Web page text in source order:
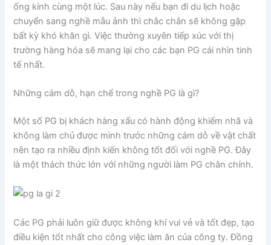
ống kính cùng một lúc. Sau này nếu bạn đi du lịch hoặc
chuyển sang nghề mẫu ảnh thì chắc chắn sẽ không gặp
bất kỳ khó khăn gì. Việc thường xuyên tiếp xúc với thị
trường hàng hóa sẽ mang lại cho các bạn PG cái nhìn tinh
tế nhất.
Những cám dỗ, hạn chế trong nghề PG là gì?
Một số PG bị khách hàng xấu có hành động khiếm nhã và
không làm chủ được mình trước những cám dỗ về vật chất
nên tạo ra nhiều định kiến không tốt đối với nghề PG. Đây
là một thách thức lớn với những người làm PG chân chính.
Các PG phải luôn giữ được không khí vui vẻ và tốt đẹp, tạo
điều kiện tốt nhất cho công việc làm ăn của công ty. Đồng